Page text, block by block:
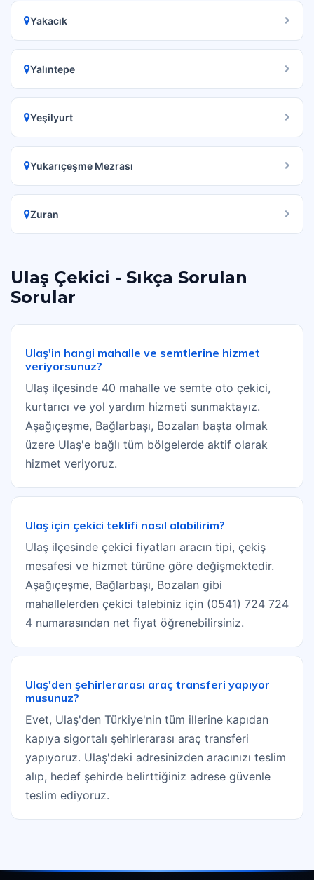
Yakacık
Yalıntepe
Yeşilyurt
Yukarıçeşme Mezrası
Zuran
Ulaş Çekici - Sıkça Sorulan
Sorular
Ulaş'in hangi mahalle ve semtlerine hizmet
veriyorsunuz?
Ulaş ilçesinde 40 mahalle ve semte oto çekici,
kurtarıcı ve yol yardım hizmeti sunmaktayız.
Aşağıçeşme, Bağlarbaşı, Bozalan başta olmak
üzere Ulaş'e bağlı tüm bölgelerde aktif olarak
hizmet veriyoruz.
Ulaş için çekici teklifi nasıl alabilirim?
Ulaş ilçesinde çekici fiyatları aracın tipi, çekiş
mesafesi ve hizmet türüne göre değişmektedir.
Aşağıçeşme, Bağlarbaşı, Bozalan gibi
mahallelerden çekici talebiniz için (0541) 724 724
4 numarasından net fiyat öğrenebilirsiniz.
Ulaş'den şehirlerarası araç transferi yapıyor
musunuz?
Evet, Ulaş'den Türkiye'nin tüm illerine kapıdan
kapıya sigortalı şehirlerarası araç transferi
yapıyoruz. Ulaş'deki adresinizden aracınızı teslim
alıp, hedef şehirde belirttiğiniz adrese güvenle
teslim ediyoruz.